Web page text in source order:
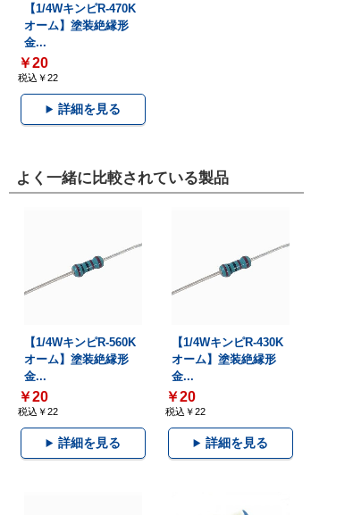
【1/4WキンピR-470K
オーム】塗装絶縁形
金...
￥20
税込￥22
詳細を見る
よく一緒に比較されている製品
【1/4WキンピR-560K
オーム】塗装絶縁形
金...
￥20
税込￥22
詳細を見る
【1/4WキンピR-430K
オーム】塗装絶縁形
金...
￥20
税込￥22
詳細を見る